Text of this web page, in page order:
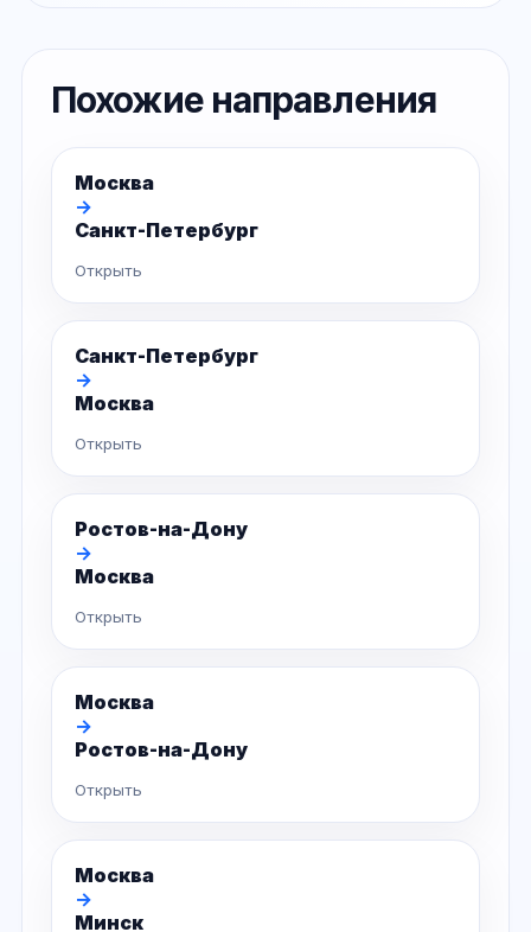
Похожие направления
Москва
→
Санкт-Петербург
Открыть
Санкт-Петербург
→
Москва
Открыть
Ростов-на-Дону
→
Москва
Открыть
Москва
→
Ростов-на-Дону
Открыть
Москва
→
Минск